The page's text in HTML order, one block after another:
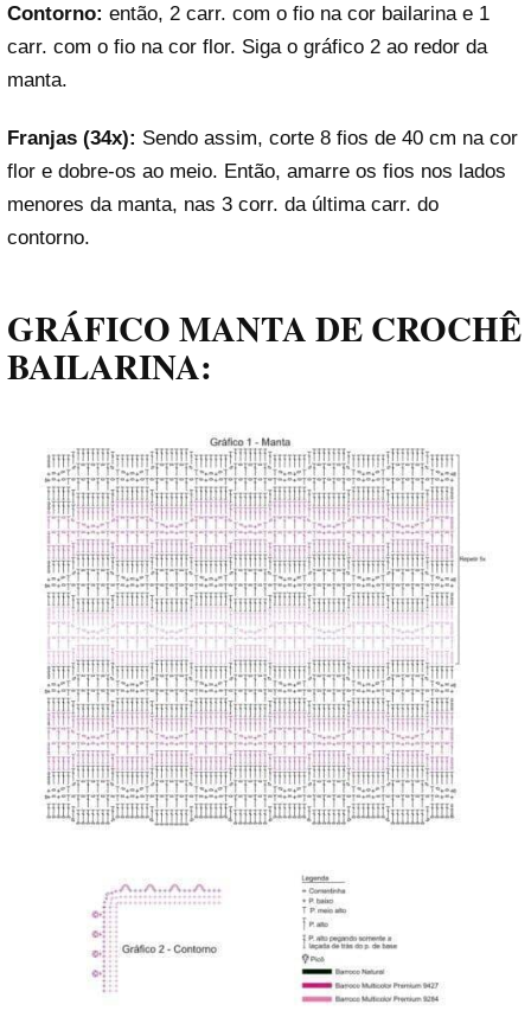
Contorno: então, 2 carr. com o fio na cor bailarina e 1
carr. com o fio na cor flor. Siga o gráfico 2 ao redor da
manta.
Franjas (34x): Sendo assim, corte 8 fios de 40 cm na cor
flor e dobre-os ao meio. Então, amarre os fios nos lados
menores da manta, nas 3 corr. da última carr. do
contorno.
GRÁFICO MANTA DE CROCHÊ
BAILARINA: